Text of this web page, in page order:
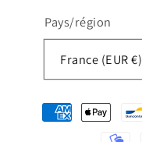
Pays/région
France (EUR €)
Moyens
de